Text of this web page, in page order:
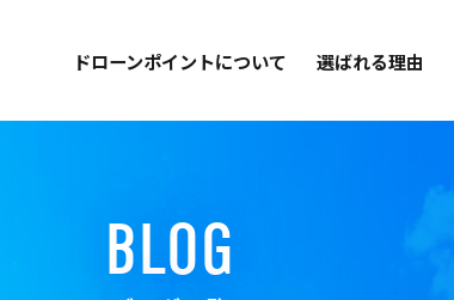
ドローンポイントについて 選ばれる理由
BLOG